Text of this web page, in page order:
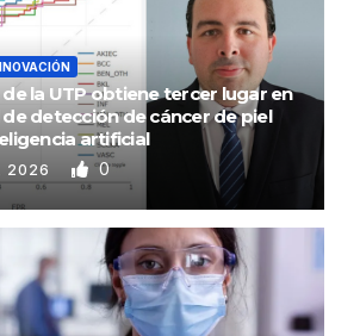
la UTP obtiene tercer lugar en
detección de cáncer de piel
artificial
2026 0